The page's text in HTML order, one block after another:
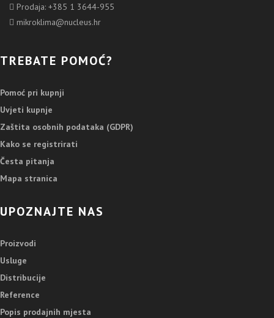
Prodaja: +385 1 3644-955
mikroklima@nucleus.hr
TREBATE POMOĆ?
Pomoć pri kupnji
Uvjeti kupnje
Zaštita osobnih podataka (GDPR)
Kako se registrirati
Česta pitanja
Mapa stranica
UPOZNAJTE NAS
Proizvodi
Usluge
Distribucije
Reference
Popis prodajnih mjesta